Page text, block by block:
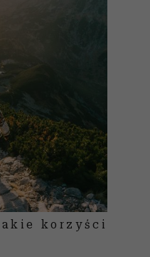
korzyści